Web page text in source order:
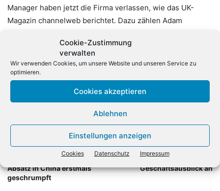
Cookie-Zustimmung
verwalten
Wir verwenden Cookies, um unsere Website und unseren Service zu
optimieren.
Cookies akzeptieren
Ablehnen
Einstellungen anzeigen
Cookies Datenschutz Impressum
Manager haben jetzt die Firma verlassen, wie das UK-
Magazin channelweb berichtet. Dazu zählen Adam
Senior Manager Mobility Services in Europa und Fergal
Donovan, VP Global Vendor Relations.
Vorheriger Artikel
Gartner: Smartphone-
Absatz in China erstmals
geschrumpft
Nächster Artikel
SAP-Rivale Salesforce hebt
Geschäftsausblick an